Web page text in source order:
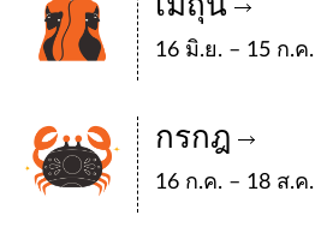
16 มิ.ย. – 15 ก.ค.
กรกฎ
16 ก.ค. – 18 ส.ค.